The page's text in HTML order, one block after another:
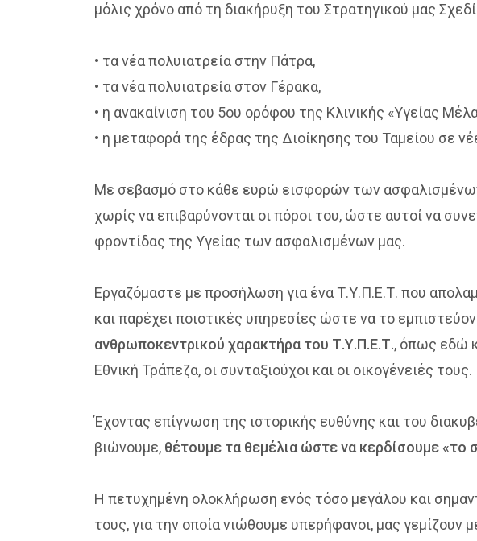
μόλις χρόνο από τη διακήρυξη του Στρατηγικού μας
• τα νέα πολυιατρεία στην Πάτρα,
• τα νέα πολυιατρεία στον Γέρακα,
• η ανακαίνιση του 5ου ορόφου της Κλινικής «Υγείας
• η μεταφορά της έδρας της Διοίκησης του Ταμείου σε
Με σεβασμό στο κάθε ευρώ εισφορών των
χωρίς να επιβαρύνονται οι πόροι του, ώστε αυτοί να
φροντίδας της Υγείας των ασφαλισμένων μας.
Εργαζόμαστε με προσήλωση για ένα Τ.Υ.Π.Ε.Τ. που
και παρέχει ποιοτικές υπηρεσίες ώστε να το
ανθρωποκεντρικού χαρακτήρα του Τ.Υ.Π.Ε.Τ., όπως εδώ
Εθνική Τράπεζα, οι συνταξιούχοι και οι οικογένειές τους.
Έχοντας επίγνωση της ιστορικής ευθύνης και του
βιώνουμε, θέτουμε τα θεμέλια ώστε να κερδίσουμε
Η πετυχημένη ολοκλήρωση ενός τόσο μεγάλου και
τους, για την οποία νιώθουμε υπερήφανοι, μας γεμίζουν